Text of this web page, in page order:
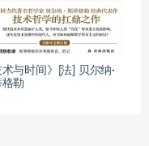
术与时间》[法] 贝尔纳·
勒